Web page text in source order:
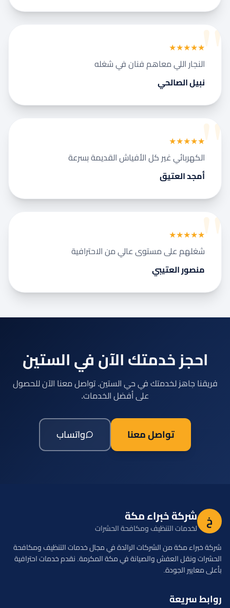
معلم جبس بورد بمكة المكرمة
شركة عزل أسطح بمكة المكرمة
تركيب باركيه بمكة المكرمة
مبلط بمكة المكرمة
★★★★★
النجار اللي معاهم فنان في شغله
نبيل الصالحي
★★★★★
الكهربائي غير كل الأفياش القديمة بسرعة
أمجد العتيق
★★★★★
شغلهم على مستوى عالي من الاحترافية
منصور العتيبي
احجز خدمتك الآن في الستين
فريقنا جاهز لخدمتك في حي الستين. تواصل معنا الآن للحصول
على أفضل الخدمات.
تواصل معنا واتساب
خ شركة خبراء مكة
لخدمات التنظيف ومكافحة الحشرات
شركة خبراء مكة من الشركات الرائدة في مجال خدمات التنظيف ومكافحة
الحشرات ونقل العفش والصيانة في مكة المكرمة. نقدم خدمات احترافية
بأعلى معايير الجودة.
روابط سريعة